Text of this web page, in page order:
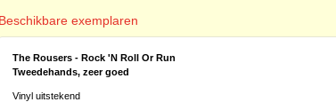
Beschikbare exemplaren
The Rousers - Rock 'N Roll Or Run
Tweedehands, zeer goed
Vinyl uitstekend